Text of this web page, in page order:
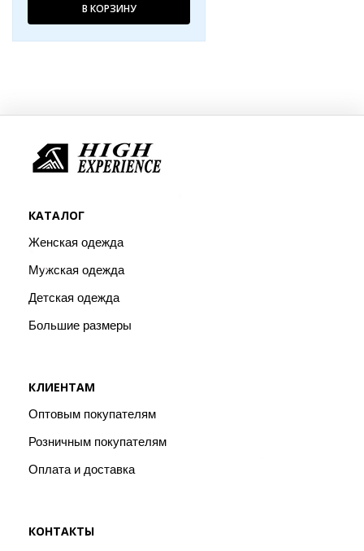
В КОРЗИНУ
КАТАЛОГ
Женская одежда
Мужская одежда
Детская одежда
Большие размеры
КЛИЕНТАМ
Оптовым покупателям
Розничным покупателям
Оплата и доставка
КОНТАКТЫ